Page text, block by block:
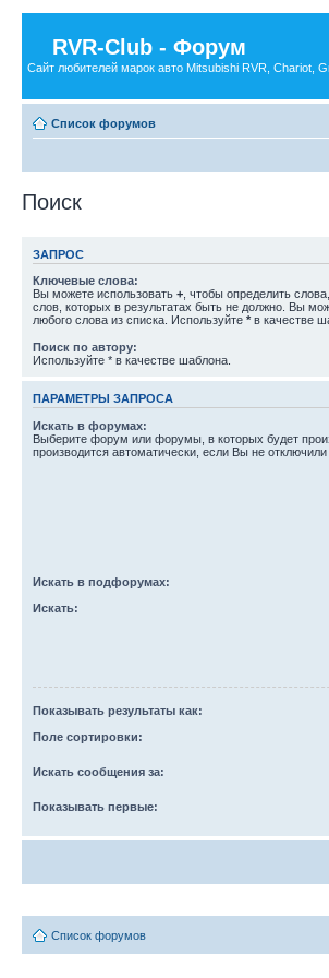
RVR-Club - Форум
Сайт любителей марок авто Mitsubishi RVR, Chariot,
Список форумов
Поиск
ЗАПРОС
Ключевые слова:
Вы можете использовать + , чтобы определить
слов, которых в результатах быть не должно. Вы
любого слова из списка. Используйте * в качестве
Поиск по автору:
Используйте * в качестве шаблона.
ПАРАМЕТРЫ ЗАПРОСА
Искать в форумах:
Выберите форум или форумы, в которых будет
производится автоматически, если Вы не
Искать в подфорумах:
Искать:
Показывать результаты как:
Поле сортировки:
Искать сообщения за:
Показывать первые:
Список форумов